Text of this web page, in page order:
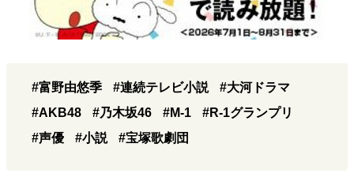
#富野由悠季 #連続テレビ小説
#大河ドラマ
#AKB48
#乃木坂46 #M-1
#R-1グランプリ
#声優
#小説 #宝塚歌劇団